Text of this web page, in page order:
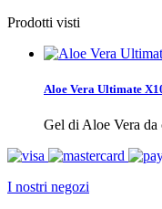
Prodotti visti
Aloe Vera Ultimate
Gel di Aloe Vera da
I nostri negozi